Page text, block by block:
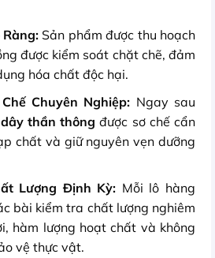
Ràng: Sản phẩm được thu hoạch
được kiểm soát chặt chẽ, đảm
hóa chất độc hại.
Chuyên Nghiệp: Ngay sau
dây thần thông được sơ chế cẩn
chất và giữ nguyên vẹn dưỡng
Lượng Định Kỳ: Mỗi lô hàng
bài kiểm tra chất lượng nghiêm
hàm lượng hoạt chất và không
vệ thực vật.